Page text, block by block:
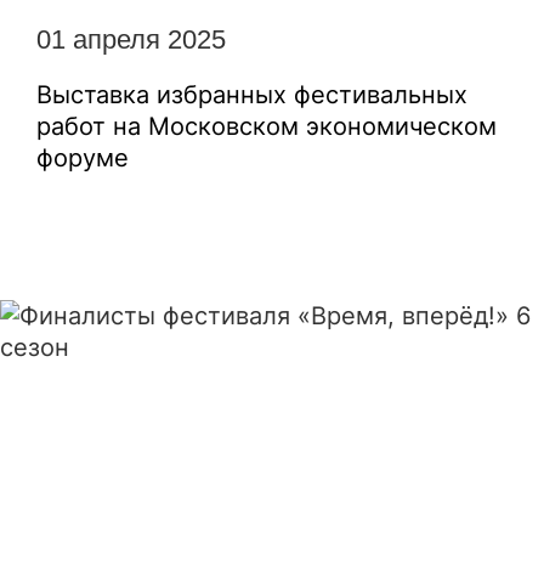
01 апреля 2025
Выставка избранных фестивальных
работ на Московском экономическом
форуме